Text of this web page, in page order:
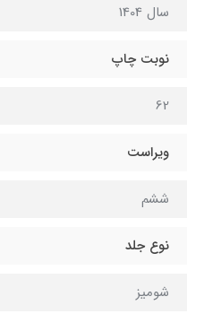
سال 1404
نوبت چاپ
62
ویراست
ششم
نوع جلد
شومیز